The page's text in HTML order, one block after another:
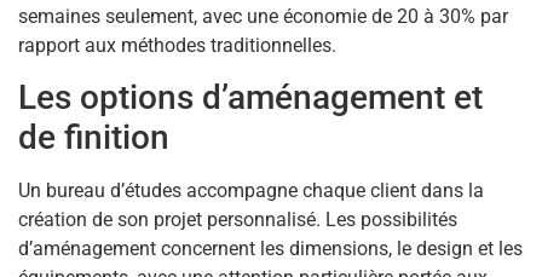
semaines seulement, avec une économie de 20 à 30% par
rapport aux méthodes traditionnelles.
Les options d’aménagement et
de finition
Un bureau d’études accompagne chaque client dans la
création de son projet personnalisé. Les possibilités
d’aménagement concernent les dimensions, le design et les